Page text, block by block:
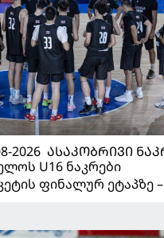
2026 ᲐᲡᲐᲙᲝᲑᲠᲘᲕᲘ
U16 ნაკრები
ფინალურ ეტაპზე –